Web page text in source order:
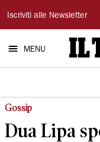
Il
Tirreno
Iscriviti alle Newsletter
MENU
Gossip
Dua Lipa